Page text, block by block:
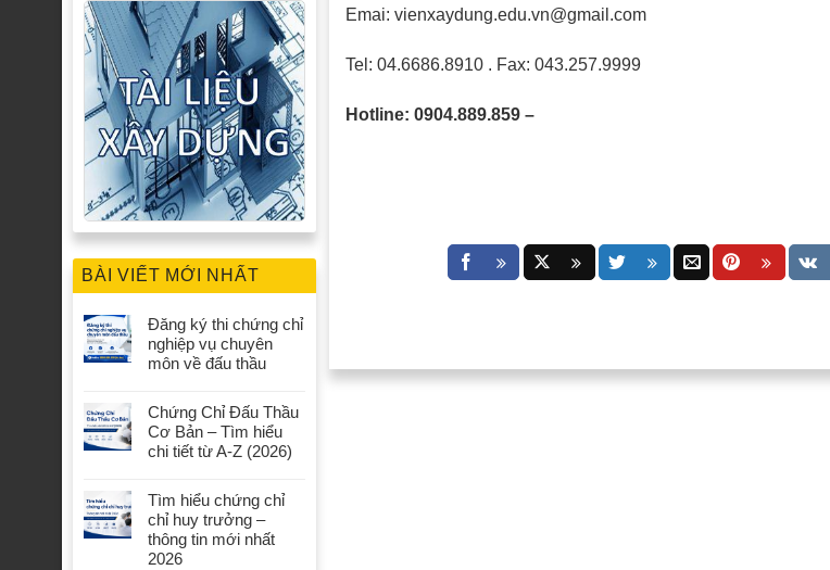
BÀI VIẾT MỚI NHẤT
Đăng ký thi chứng chỉ
nghiệp vụ chuyên
môn về đấu thầu
Chứng Chỉ Đấu Thầu
Cơ Bản – Tìm hiểu
chi tiết từ A-Z (2026)
Tìm hiểu chứng chỉ
chỉ huy trưởng –
thông tin mới nhất
2026
Emai: vienxaydung.edu.vn@gmail.com
Tel: 04.6686.8910 . Fax: 043.257.9999
Hotline: 0904.889.859 –